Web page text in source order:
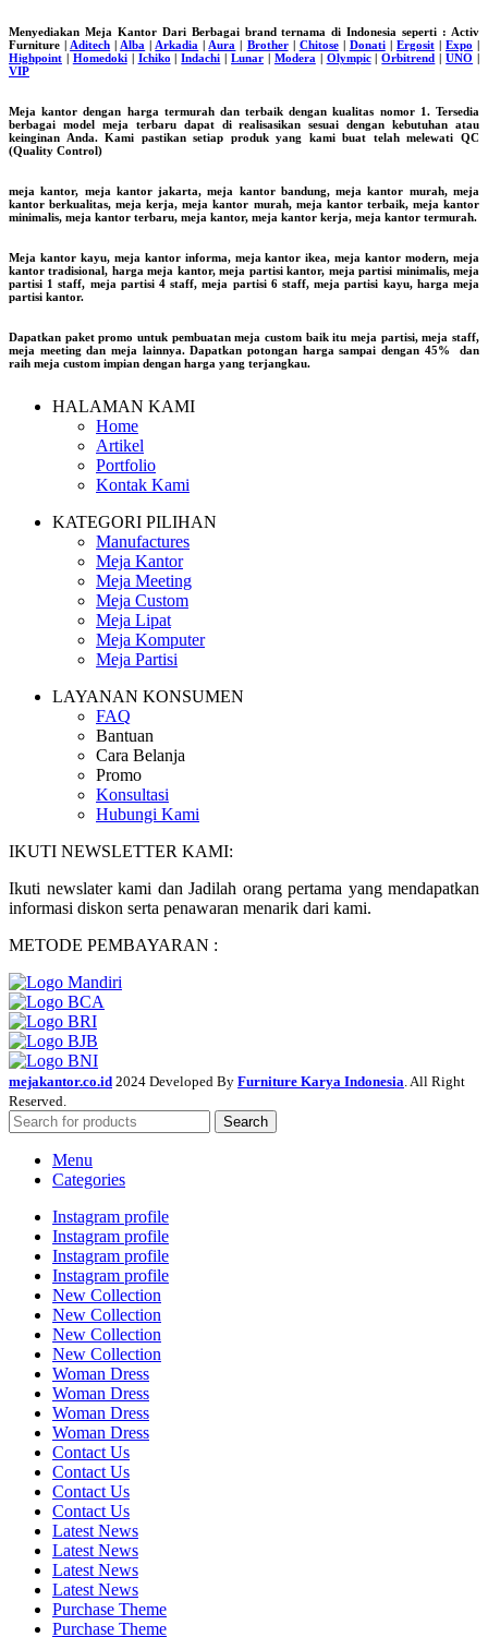
Menyediakan Meja Kantor Dari Berbagai brand ternama di Indonesia seperti : Activ
Furniture | Aditech Alba Arkadia Aura Brother| Chitose| Donati| Ergosit| Expo
Highpoint
Homedoki| Ichiko |Indachi |Lunar Modera Olympic|Orbitrend |UNO
VIP
Meja kantor dengan harga termurah dan terbaik dengan kualitas nomor 1. Tersedia
berbagai model meja terbaru dapat di realisasikan sesuai dengan kebutuhan atau
keinginan Anda. Kami pastikan setiap produk yang kami buat telah melewati QC
(Quality Control)
meja kantor, meja kantor jakarta, meja kantor bandung, meja kantor murah, meja
kantor berkualitas, meja kerja, meja kantor murah, meja kantor terbaik, meja kantor
minimalis, meja kantor terbaru, meja kantor, meja kantor kerja, meja kantor termurah.
Meja kantor kayu, meja kantor informa, meja kantor ikea, meja kantor modern, meja
kantor tradisional, harga meja kantor, meja partisi kantor, meja partisi minimalis, meja
partisi 1 staff, meja partisi 4 staff, meja partisi 6 staff, meja partisi kayu, harga meja
partisi kantor.
Dapatkan paket promo untuk pembuatan meja custom baik itu meja partisi, meja staff,
meja meeting dan meja lainnya. Dapatkan potongan harga sampai dengan 45% dan
raih meja custom impian dengan harga yang terjangkau.
HALAMAN KAMI
Home
Artikel
Portfolio
Kontak Kami
KATEGORI PILIHAN
Manufactures
Meja Kantor
Meja Meeting
Meja Custom
Meja Lipat
Meja Komputer
Meja Partisi
LAYANAN KONSUMEN
FAQ
Bantuan
Cara Belanja
Promo
Konsultasi
Hubungi Kami
IKUTI NEWSLETTER KAMI:
Ikuti newslater kami dan Jadilah orang pertama yang mendapatkan
informasi diskon serta penawaran menarik dari kami.
METODE PEMBAYARAN :
mejakantor.co.id 2024 Developed By Furniture Karya Indonesia. All Right
Reserved.
Search
Menu
Categories
Instagram profile
Instagram profile
Instagram profile
Instagram profile
New Collection
New Collection
New Collection
New Collection
Woman Dress
Woman Dress
Woman Dress
Woman Dress
Contact Us
Contact Us
Contact Us
Contact Us
Latest News
Latest News
Latest News
Latest News
Purchase Theme
Purchase Theme